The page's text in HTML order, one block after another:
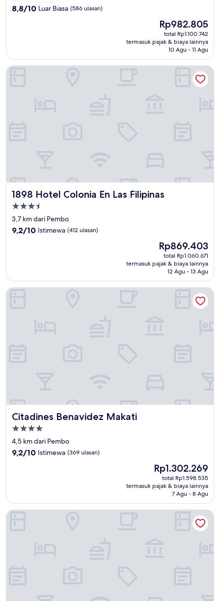
3.5
8.8
ulasan)
8,8/10 Luar Biasa (586 ulasan)
Harga
sekarang
Rp982.805
Rp982.805
total Rp1.100.742
termasuk pajak & biaya lainnya
10 Agu - 11 Agu
1898 Hotel Colonia En Las Filipinas
1898 Hotel Colonia En Las Filipinas
Properti
bintang
3.5
3,7 km dari Pembo
9.2
9,2/10 Istimewa (412 ulasan)
Harga
sekarang
Rp869.403
Rp869.403
total Rp1.060.671
termasuk pajak & biaya lainnya
12 Agu - 13 Agu
1898 Hotel Colonia En Las Filipinas
Citadines Benavidez Makati
Citadines Benavidez Makati
Properti
bintang
4.0
4,5 km dari Pembo
9.2
9,2/10 Istimewa (369 ulasan)
Harga
sekarang
Rp1.302.269
Rp1.302.269
total Rp1.598.535
termasuk pajak & biaya lainnya
7 Agu - 8 Agu
Citadines Benavidez Makati
Fairmont Makati